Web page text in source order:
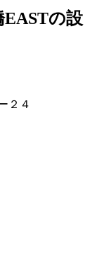
EASTの設
２４